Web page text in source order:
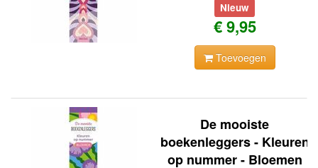
Nieuw
€ 9,95
Toevoegen
De mooiste
boekenleggers - Kleuren
op nummer - Bloemen